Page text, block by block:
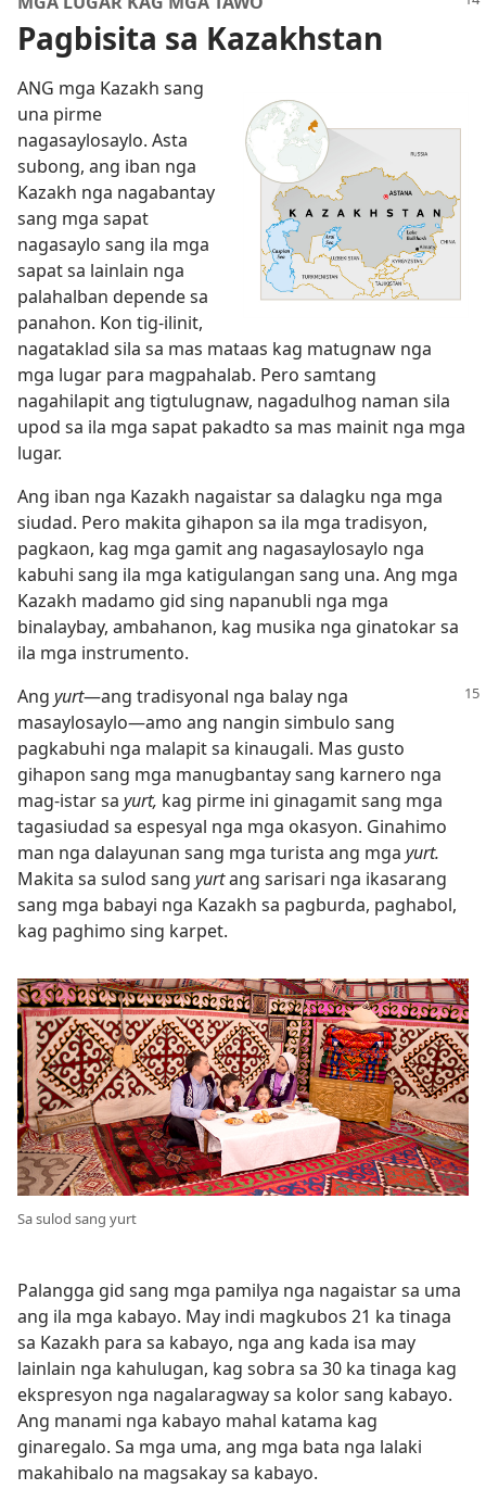
Pagbisita sa Kazakhstan
ANG mga Kazakh sang
una pirme
nagasaylosaylo. Asta
subong, ang iban nga
Kazakh nga nagabantay
sang mga sapat
nagasaylo sang ila mga
sapat sa lainlain nga
palahalban depende sa
panahon. Kon tig-ilinit,
nagataklad sila sa mas mataas kag matugnaw nga
mga lugar para magpahalab. Pero samtang
nagahilapit ang tigtulugnaw, nagadulhog naman sila
upod sa ila mga sapat pakadto sa mas mainit nga mga
lugar.
Ang iban nga Kazakh nagaistar sa dalagku nga mga
siudad. Pero makita gihapon sa ila mga tradisyon,
pagkaon, kag mga gamit ang nagasaylosaylo nga
kabuhi sang ila mga katigulangan sang una. Ang mga
Kazakh madamo gid sing napanubli nga mga
binalaybay, ambahanon, kag musika nga ginatokar sa
ila mga instrumento.
Ang yurt—ang tradisyonal nga balay nga
masaylosaylo—amo ang nangin simbulo sang
pagkabuhi nga malapit sa kinaugali. Mas gusto
gihapon sang mga manugbantay sang karnero nga
mag-istar sa yurt, kag pirme ini ginagamit sang mga
tagasiudad sa espesyal nga mga okasyon. Ginahimo
man nga dalayunan sang mga turista ang mga yurt.
Makita sa sulod sang yurtang sarisari nga ikasarang
sang mga babayi nga Kazakh sa pagburda, paghabol,
kag paghimo sing karpet.
Sa sulod sang yurt
Palangga gid sang mga pamilya nga nagaistar sa uma
ang ila mga kabayo. May indi magkubos 21 ka tinaga
sa Kazakh para sa kabayo, nga ang kada isa may
lainlain nga kahulugan, kag sobra sa 30 ka tinaga kag
ekspresyon nga nagalaragway sa kolor sang kabayo.
Ang manami nga kabayo mahal katama kag
ginaregalo. Sa mga uma, ang mga bata nga lalaki
makahibalo na magsakay sa kabayo.